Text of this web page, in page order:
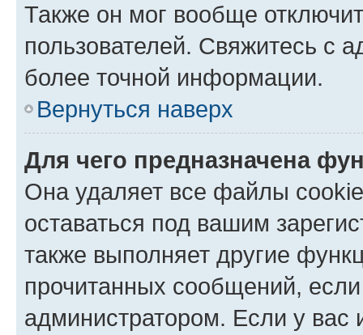
Также он мог вообще
пользователей. Свяжитесь с
более точной информации.
Вернуться наверх
Для чего предназначена
Она удаляет все файлы
оставаться под вашим
также выполняет другие
прочитанных сообщений,
администратором. Если у